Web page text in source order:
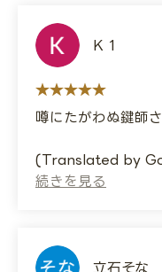
が合った様で30分
のスペアに使える
てくれました。と
来る業者さんです。
近所に心強い鍵屋
ありがとうござい
(Translated by
compartment) on
K 1
噂にたがわぬ鍵師
(Translated by
He was just as
立石そな